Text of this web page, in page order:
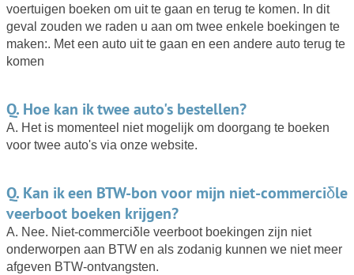
voertuigen boeken om uit te gaan en terug te komen. In dit
geval zouden we raden u aan om twee enkele boekingen te
maken:. Met een auto uit te gaan en een andere auto terug te
komen
Q. Hoe kan ik twee auto's bestellen?
A. Het is momenteel niet mogelijk om doorgang te boeken
voor twee auto's via onze website.
Q. Kan ik een BTW-bon voor mijn niet-commerciδle
veerboot boeken krijgen?
A. Nee. Niet-commerciδle veerboot boekingen zijn niet
onderworpen aan BTW en als zodanig kunnen we niet meer
afgeven BTW-ontvangsten.